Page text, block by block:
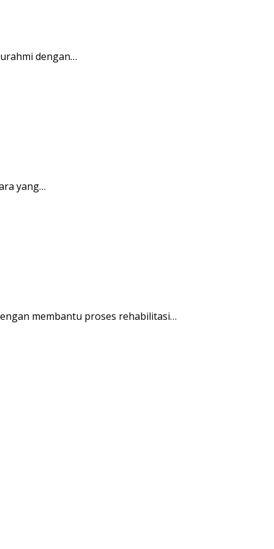
dengan…
yang…
membantu proses rehabilitasi…